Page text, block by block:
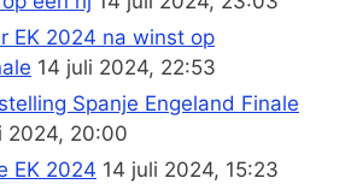
EK 2024 na winst op
14 juli 2024, 22:53
Spanje Engeland Finale
2024, 20:00
EK 2024 14 juli 2024, 15:23